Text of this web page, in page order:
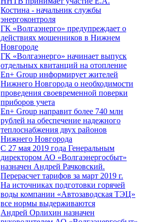
Костина - начальник службы
энергоконтроля
ГК «Волгаэнерго» предупреждает о
действиях мошенников в Нижнем
Новгороде
ГК «Волгаэнерго» начинает выпуск
отдельных квитанций на отопление
En+ Group информирует жителей
Нижнего Новгорода о необходимости
проведения своевременной поверки
приборов учета
En+ Group направит более 740 млн
рублей на обеспечение надежного
теплоснабжения двух районов
Нижнего Новгорода
С 27 мая 2019 года Генеральным
директором АО «Волгаэнергосбыт»
назначен Андрей Рачковский.
Перерасчет тарифов за март 2019 г.
На источниках подготовки горячей
воды компании «Автозаводская ТЭЦ»
все нормы выдерживаются
Андрей Орлихин назначен